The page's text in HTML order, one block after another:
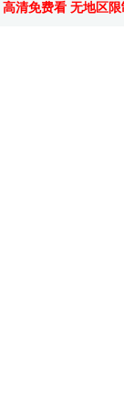
高清免费看 无地区限